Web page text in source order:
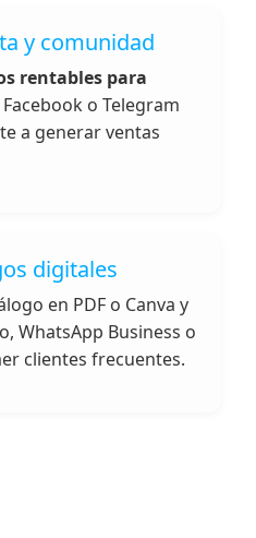
y comunidad
rentables para
o Telegram
a generar ventas
digitales
en PDF o Canva y
WhatsApp Business o
clientes frecuentes.